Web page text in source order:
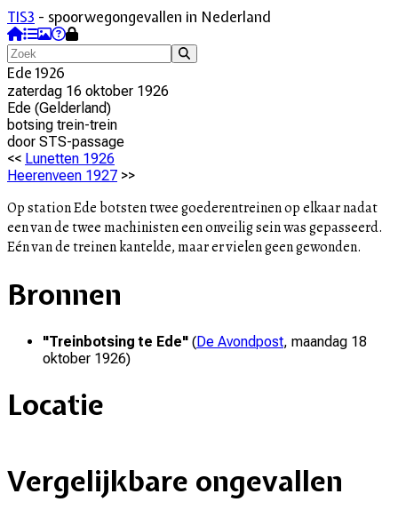
TIS3 - spoorwegongevallen in Nederland
Ede 1926
zaterdag 16 oktober 1926
Ede (Gelderland)
botsing trein-trein
door STS-passage
<< Lunetten 1926
Heerenveen 1927 >>
Op station Ede botsten twee goederentreinen op elkaar nadat
een van de twee machinisten een onveilig sein was gepasseerd.
Eén van de treinen kantelde, maar er vielen geen gewonden.
Bronnen
"Treinbotsing te Ede" (De Avondpost, maandag 18
oktober 1926)
Locatie
+
–
Vergelijkbare ongevallen